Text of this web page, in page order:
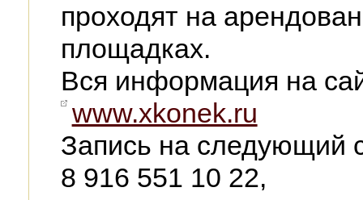
проходят на
площадках.
Вся информация на
www.xkonek.ru
Запись на следующий
8 916 551 10 22,